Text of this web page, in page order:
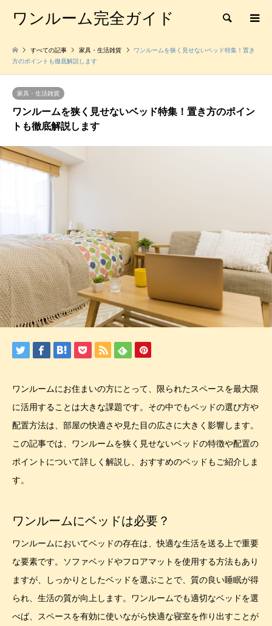
ワンルーム完全ガイド 検索
すべての記事 家具・生活雑貨
ワンルームを狭く見せないベッド特集！置き
方のポイントも徹底解説します
家具・生活雑貨
ワンルームを狭く見せないベッド特集！置き方のポイン
トも徹底解説します
ワンルームにお住まいの方にとって、限られたスペースを最大限
に活用することは大きな課題です。その中でもベッドの選び方や
配置方法は、部屋の快適さや見た目の広さに大きく影響します。
この記事では、ワンルームを狭く見せないベッドの特徴や配置の
ポイントについて詳しく解説し、おすすめのベッドもご紹介しま
す。
ワンルームにベッドは必要？
ワンルームにおいてベッドの存在は、快適な生活を送る上で重要
な要素です。ソファベッドやフロアマットを使用する方法もあり
ますが、しっかりとしたベッドを選ぶことで、質の良い睡眠が得
られ、生活の質が向上します。ワンルームでも適切なベッドを選
べば、スペースを有効に使いながら快適な寝室を作り出すことが